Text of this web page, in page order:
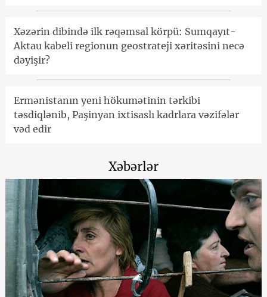
Xəzərin dibində ilk rəqəmsal körpü: Sumqayıt-
Aktau kabeli regionun geostrateji xəritəsini necə
dəyişir?
Ermənistanın yeni hökumətinin tərkibi
təsdiqlənib, Paşinyan ixtisaslı kadrlara vəzifələr
vəd edir
Xəbərlər